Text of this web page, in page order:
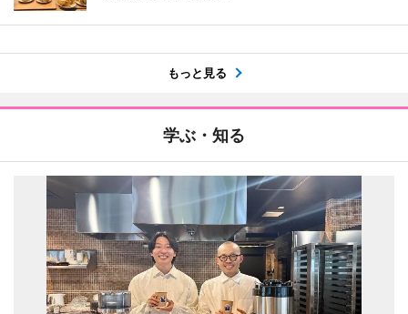
もっと見る
学ぶ・知る